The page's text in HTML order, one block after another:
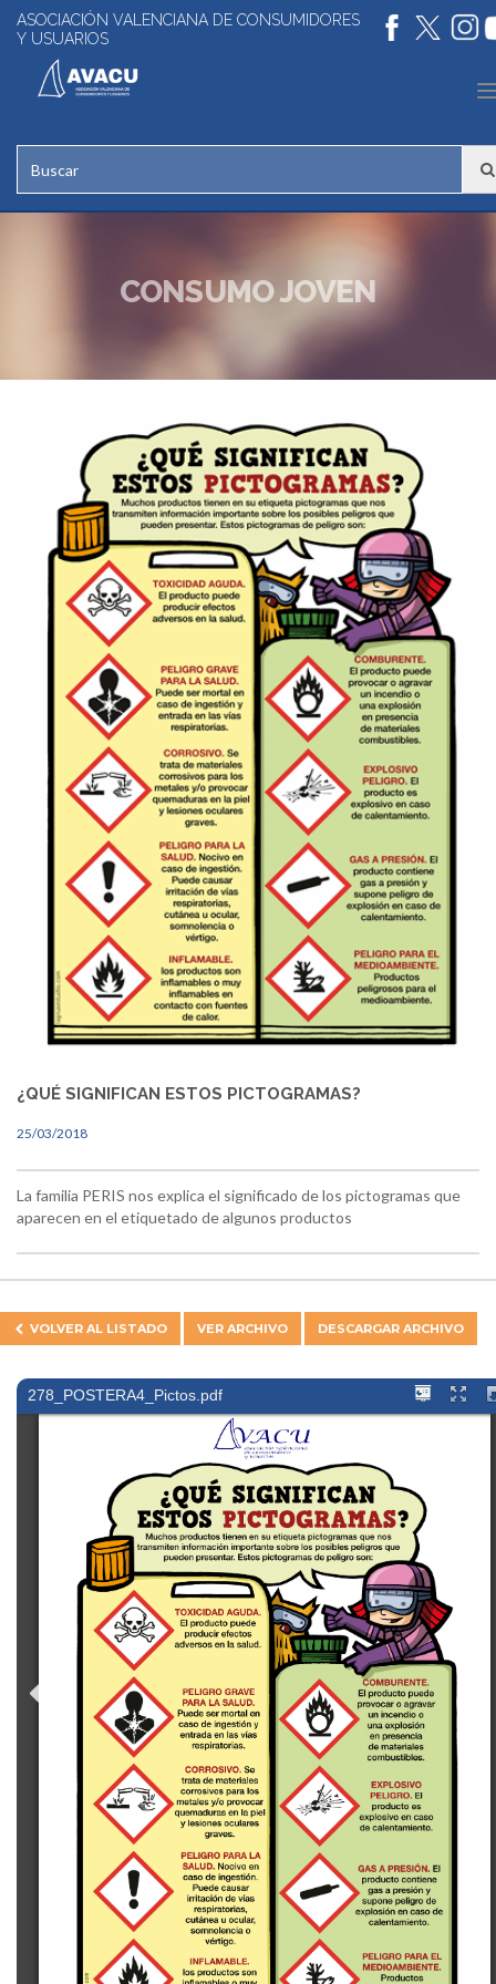
ASOCIACIÓN VALENCIANA DE CONSUMIDORES
Y USUARIOS
CONSUMO JOVEN
¿QUÉ SIGNIFICAN ESTOS PICTOGRAMAS?
25/03/2018
La familia PERIS nos explica el significado de los pictogramas que
aparecen en el etiquetado de algunos productos
VOLVER AL LISTADO VER ARCHIVO DESCARGAR ARCHIVO